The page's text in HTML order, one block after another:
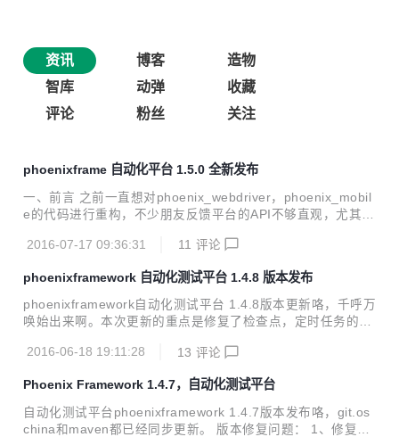
资讯 博客
造物
智库
动弹
收藏
评论
粉丝 关注
phoenixframe 自动化平台 1.5.0 全新发布
一、前言 之前一直想对phoenix_webdriver，phoenix_mobil
e的代码进行重构，不少朋友反馈平台的API不够直观，尤其是
觉，尤其在后续的功能扩展上也比较麻烦，随着用户量的增
多的问题。但苦于一直没有足够时间。趁这最近换工作间歇的
几天时间，狠下心来把这几个模块的代码好好重构了一下。 本
次重构除对重要模块代码重构外，对页面的js方法，页面功
新的感觉。 二、重构效果体验 重构之后的效果如下： 在de
2016-07-17 09:36:31 11 评论
phoenixframework 自动化测试平台 1.4.8 版本发布
phoenixframework自动化测试平台 1.4.8版本更新咯，千呼万
唤始出来啊。本次更新的重点是修复了检查点，定时任务的细
ehcache缓存，数据库连接池查看；更重要的是这个版本支持
hina及github均已同步更新。maven需要明天下午才能更新。
升级方式和war包下载地址请见官网： http://www.cewan.la
最新版本1.4.8版本升级的详细内容： phoenix_node:优化性
2016-06-18 19:11:28 13 评论
Phoenix Framework 1.4.7，自动化测试平台
自动化测试平台phoenixframework 1.4.7版本发布咯，git.os
china和maven都已经同步更新。 版本修复问题： 1、修复多